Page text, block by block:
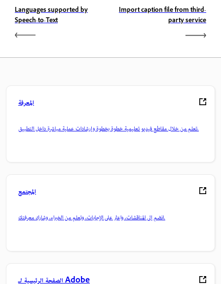
Languages supported by
Speech-to-Text
Import caption file from third-
party service
المعرفة
تعلم من خلال مقاطع فيديو تعليمية خطوة بخطوة وإرشادات عملية مباشرة داخل التطبيق.
المجتمع
انضم إلى المناقشات، واعثر على الإجابات، وتعلم من الخبراء، وشارك معرفتك.
الصفحة الرئيسية لـ Adobe